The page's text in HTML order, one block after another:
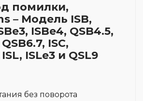
помилки,
– Модель ISB,
ISBe4, QSB4.5,
ISC,
ISLe3 и QSL9
без поворота